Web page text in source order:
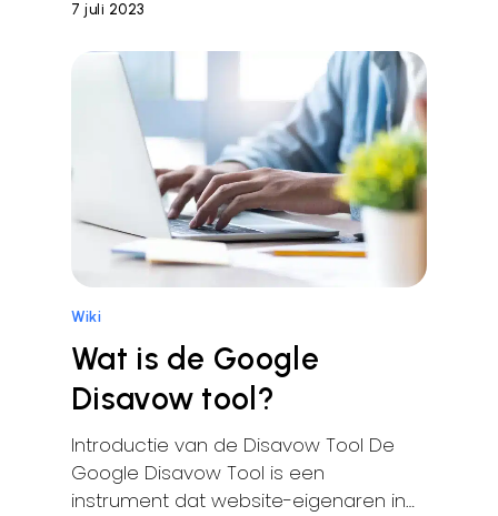
7 juli 2023
Wiki
Wat is de Google
Disavow tool?
Introductie van de Disavow Tool De
Google Disavow Tool is een
instrument dat website-eigenaren in…